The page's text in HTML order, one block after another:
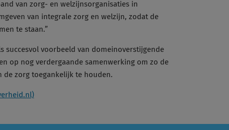
van zorg- en welzijnsorganisaties in
van integrale zorg en welzijn, zodat de
te staan.”
succesvol voorbeeld van domeinoverstijgende
op nog verdergaande samenwerking om zo de
de zorg toegankelijk te houden.